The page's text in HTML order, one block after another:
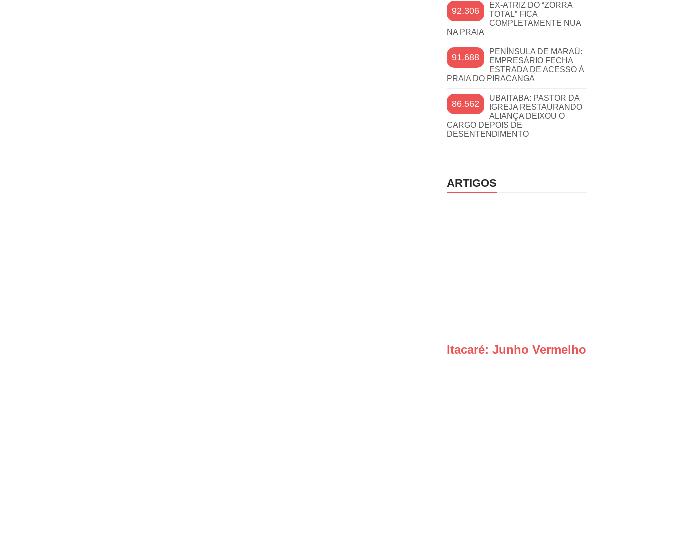
92.306
EX-ATRIZ DO “ZORRA
TOTAL” FICA
COMPLETAMENTE NUA
NA PRAIA
91.688
PENÍNSULA DE MARAÚ:
EMPRESÁRIO FECHA
ESTRADA DE ACESSO À
PRAIA DO PIRACANGA
86.562
UBAITABA: PASTOR DA
IGREJA RESTAURANDO
ALIANÇA DEIXOU O
CARGO DEPOIS DE
DESENTENDIMENTO
ARTIGOS
Itacaré: Junho Vermelho